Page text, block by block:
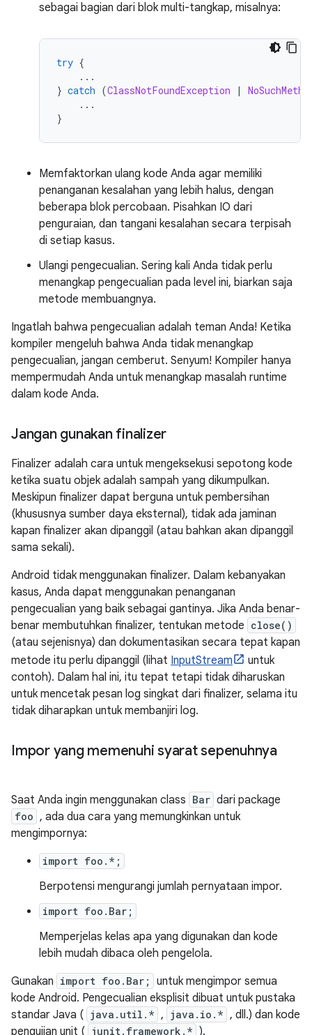
sebagai bagian dari blok multi-tangkap, misalnya:
try {
...
} catch (ClassNotFoundException |
...
}
Memfaktorkan ulang kode Anda agar memiliki
penanganan kesalahan yang lebih halus, dengan
beberapa blok percobaan. Pisahkan IO dari
penguraian, dan tangani kesalahan secara terpisah
di setiap kasus.
Ulangi pengecualian. Sering kali Anda tidak perlu
menangkap pengecualian pada level ini, biarkan saja
metode membuangnya.
Ingatlah bahwa pengecualian adalah teman Anda! Ketika
kompiler mengeluh bahwa Anda tidak menangkap
pengecualian, jangan cemberut. Senyum! Kompiler hanya
mempermudah Anda untuk menangkap masalah runtime
dalam kode Anda.
Jangan gunakan finalizer
Finalizer adalah cara untuk mengeksekusi sepotong kode
ketika suatu objek adalah sampah yang dikumpulkan.
Meskipun finalizer dapat berguna untuk pembersihan
(khususnya sumber daya eksternal), tidak ada jaminan
kapan finalizer akan dipanggil (atau bahkan akan dipanggil
sama sekali).
Android tidak menggunakan finalizer. Dalam kebanyakan
kasus, Anda dapat menggunakan penanganan
pengecualian yang baik sebagai gantinya. Jika Anda benar-
benar membutuhkan finalizer, tentukan metode close()
(atau sejenisnya) dan dokumentasikan secara tepat kapan
metode itu perlu dipanggil (lihat InputStream
untuk
contoh). Dalam hal ini, itu tepat tetapi tidak diharuskan
untuk mencetak pesan log singkat dari finalizer, selama itu
tidak diharapkan untuk membanjiri log.
Impor yang memenuhi syarat sepenuhnya
Saat Anda ingin menggunakan class Bar dari package
foo , ada dua cara yang memungkinkan untuk
mengimpornya:
import foo.*;
Berpotensi mengurangi jumlah pernyataan impor.
import foo.Bar;
Memperjelas kelas apa yang digunakan dan kode
lebih mudah dibaca oleh pengelola.
Gunakan import foo.Bar;
untuk mengimpor semua
kode Android. Pengecualian eksplisit dibuat untuk pustaka
standar Java ( java.util.* , java.io.* , dll.) dan kode
pengujian unit ( junit.framework.* ).